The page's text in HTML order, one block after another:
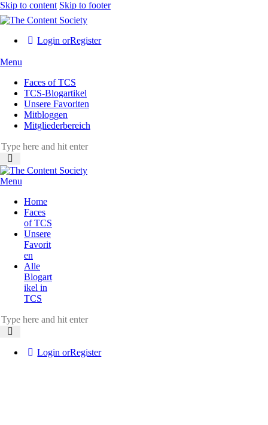
Skip to content Skip to footer
Login orRegister
Menu
Faces of TCS
TCS-Blogartikel
Unsere Favoriten
Mitbloggen
Mitgliederbereich
Menu
Home
Faces
of TCS
Unsere
Favorit
en
Alle
Blogart
ikel in
TCS
Login orRegister